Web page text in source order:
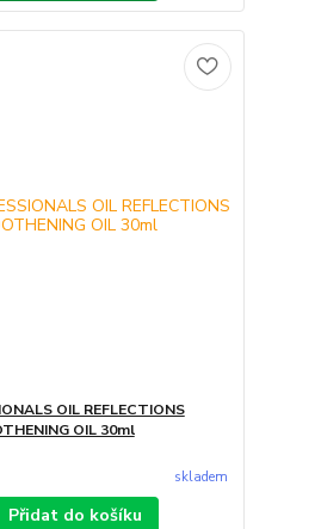
OIL REFLECTIONS
OIL 30ml
skladem
Přidat do košíku